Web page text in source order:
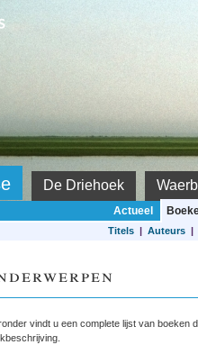
De Driehoek
Actueel
Titels| Auteurs|
vindt u een complete lijst van boeken